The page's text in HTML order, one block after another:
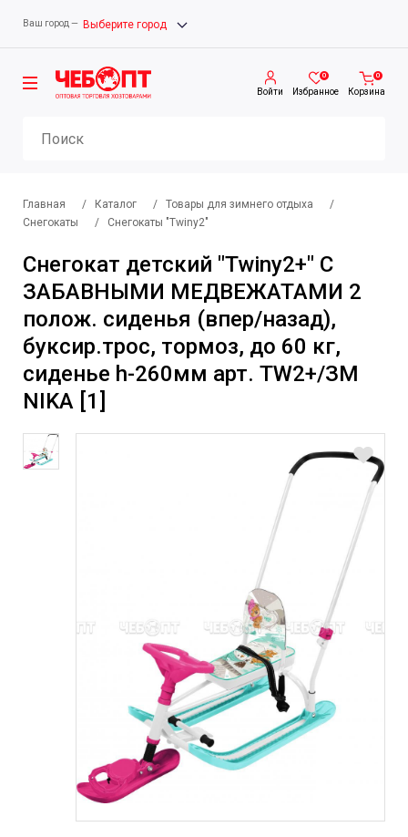
Ваш город — Выберите город
Войти
0
Избранное
0
Корзина
Главная / Каталог / Товары для зимнего отдыха
/
Снегокаты
/ Снегокаты "Twiny2"
Снегокат детский "Twiny2+" С
ЗАБАВНЫМИ МЕДВЕЖАТАМИ 2
полож. сиденья (впер/назад),
буксир.трос, тормоз, до 60 кг,
сиденье h-260мм арт. TW2+/ЗМ
NIKA [1]